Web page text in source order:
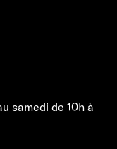
samedi de 10h à